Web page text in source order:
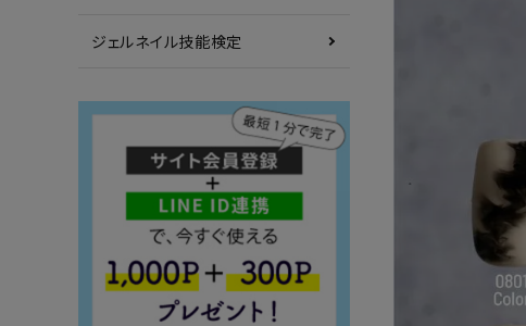
ジェルネイル技能検定